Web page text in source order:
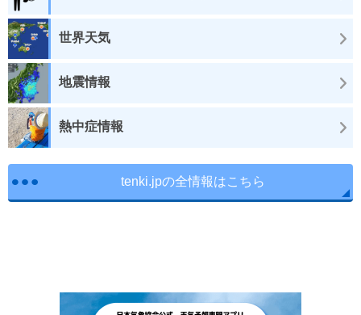
世界天気
地震情報
熱中症情報
tenki.jpの全情報はこちら